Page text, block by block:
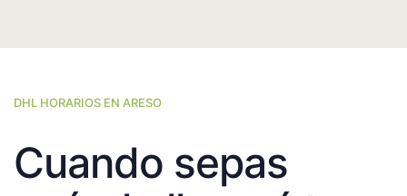
DHL HORARIOS EN ARESO
Cuando sepas